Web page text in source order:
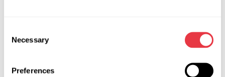
Selection
Necessary
Preferences
бухгалтерський облік.
навчання фахівців СТО, по напрямах, що мають попит у